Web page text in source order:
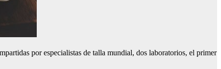
por especialistas de talla mundial, dos laboratorios, el primer